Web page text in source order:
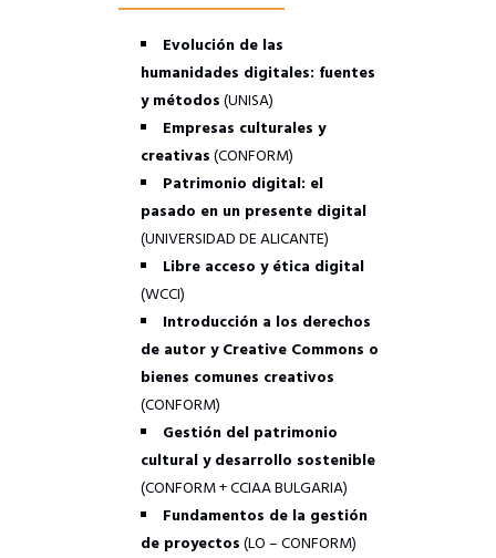
Evolución de las
humanidades digitales: fuentes
y métodos(UNISA)
Empresas culturales y
creativas(CONFORM)
Patrimonio digital: el
pasado en un presente digital
(UNIVERSIDAD DE ALICANTE)
Libre acceso y ética digital
(WCCI)
Introducción a los derechos
de autor y Creative Commons o
bienes comunes creativos
(CONFORM)
Gestión del patrimonio
cultural y desarrollo sostenible
(CONFORM + CCIAA BULGARIA)
Fundamentos de la gestión
de proyectos(LO – CONFORM)